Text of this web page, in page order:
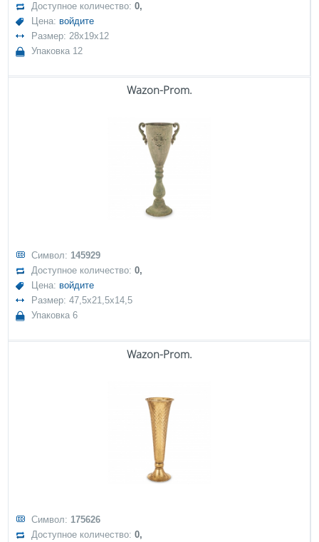
Доступное количество:0,
Цена: войдите
Размер: 28x19x12
Упаковка 12
Wazon-Prom.
Символ: 145929
Доступное количество:0,
Цена: войдите
Размер: 47,5x21,5x14,5
Упаковка 6
Wazon-Prom.
Символ: 175626
Доступное количество:0,